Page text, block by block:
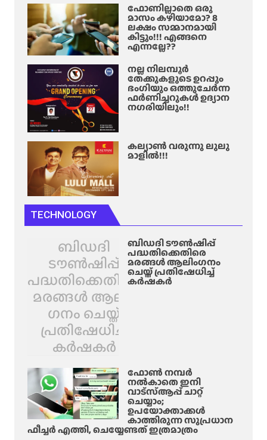
ഫോണില്ലാതെ ഒരു
മാസം കഴിയാമോ? 8
ലക്ഷം സമ്മാനമായി
കിട്ടും!!! എങ്ങനെ
എന്നല്ലേ??
നല്ല നിലമ്പൂർ
തേക്കുകളുടെ ഉറപ്പും
ഭംഗിയും ഒത്തുചേർന്ന
ഫർണിച്ചറുകൾ ഉദ്യാന
നഗരിയിലും!!
കല്യാൺ വരുന്നു ലുലു
മാളിൽ!!!
TECHNOLOGY
ബിഡദി
ടൗൺഷിപ്പ്
പദ്ധതിക്കെതിരെ
മരങ്ങൾ ആലിം​
ഗനം ചെയ്ത്
പ്രതിഷേധിച്ച്
കർഷകർ
ബിഡദി ടൗൺഷിപ്പ്
പദ്ധതിക്കെതിരെ
മരങ്ങൾ ആലിം​ഗനം
ചെയ്ത് പ്രതിഷേധിച്ച്
കർഷകർ
ഫോൺ നമ്പർ
നൽകാതെ ഇനി
വാട്‌സ്ആപ്പ് ചാറ്റ്
ചെയ്യാം;
ഉപയോക്താക്കൾ
കാത്തിരുന്ന സുപ്രധാന
ഫീച്ചർ എത്തി, ചെയ്യേണ്ടത് ഇത്രമാത്രം